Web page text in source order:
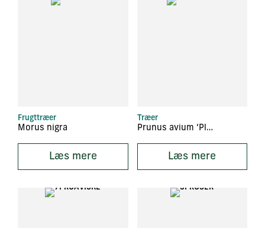
Frugttræer
Morus nigra
Læs mere
Træer
Prunus avium ‘Plena’
Læs mere